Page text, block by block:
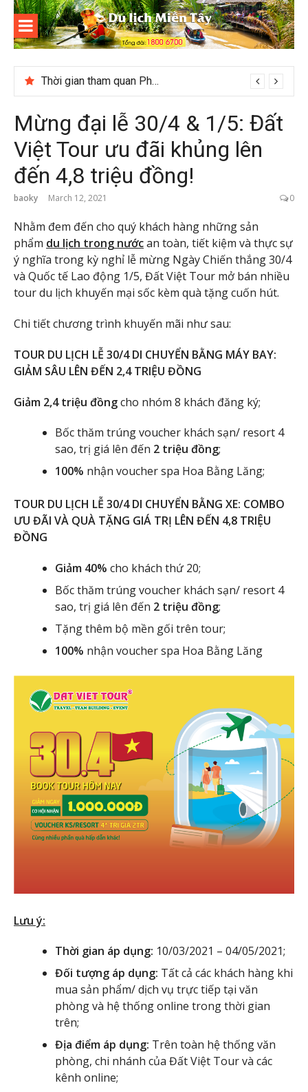
Skip
content
Du lịch
Miền Tây
Thời gian tham quan Phong Nha Kẻ Bàng
Mừng đại lễ 30/4 & 1/5: Đất
Việt Tour ưu đãi khủng lên
đến 4,8 triệu đồng!
baoky March 12, 2021 0
Nhằm đem đến cho quý khách hàng những sản
phẩm du lịch trong nướcan toàn, tiết kiệm và thực sự
ý nghĩa trong kỳ nghỉ lễ mừng Ngày Chiến thắng 30/4
và Quốc tế Lao động 1/5, Đất Việt Tour mở bán nhiều
tour du lịch khuyến mại sốc kèm quà tặng cuốn hút.
Chi tiết chương trình khuyến mãi như sau:
TOUR DU LỊCH LỄ 30/4 DI CHUYỂN BẰNG MÁY BAY:
GIẢM SÂU LÊN ĐẾN 2,4 TRIỆU ĐỒNG
Giảm 2,4 triệu đồngcho nhóm 8 khách đăng ký;
Bốc thăm trúng voucher khách sạn/ resort 4
sao, trị giá lên đến 2 triệu đồng;
100% nhận voucher spa Hoa Bằng Lăng;
TOUR DU LỊCH LỄ 30/4 DI CHUYỂN BẰNG XE: COMBO
ƯU ĐÃI VÀ QUÀ TẶNG GIÁ TRỊ LÊN ĐẾN 4,8 TRIỆU
ĐỒNG
Giảm 40% cho khách thứ 20;
Bốc thăm trúng voucher khách sạn/ resort 4
sao, trị giá lên đến 2 triệu đồng;
Tặng thêm bộ mền gối trên tour;
100% nhận voucher spa Hoa Bằng Lăng
Lưu ý:
Thời gian áp dụng: 10/03/2021 – 04/05/2021;
Đối tượng áp dụng: Tất cả các khách hàng khi
mua sản phẩm/ dịch vụ trực tiếp tại văn
phòng và hệ thống online trong thời gian
trên;
Địa điểm áp dụng: Trên toàn hệ thống văn
phòng, chi nhánh của Đất Việt Tour và các
kênh online;